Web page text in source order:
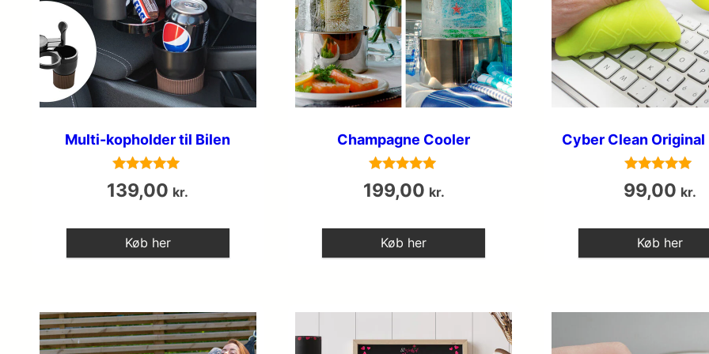
Multi-kopholder til Bilen
Vurderet
5
139,00 kr.
Køb her
Champagne Cooler
Vurderet
5
199,00 kr.
Køb her
Cyber Clean Original
Vurderet
5
99,00 kr.
Køb her